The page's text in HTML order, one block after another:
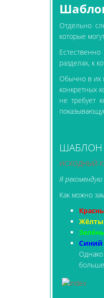
Отдельно
которые
разделах, к
Обычно в их
конкретных
не требует
ШАБЛОН
ИСХОДНЫЙ
Я
Как можно
Синий